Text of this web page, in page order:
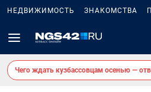
НЕДВИЖИМОСТЬ ЗНАКОМСТВА
Чего ждать кузбассовцам осенью —